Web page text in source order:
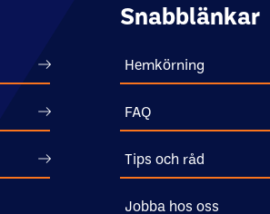
Snabblänkar
Hemkörning
FAQ
Tips och råd
Jobba hos oss